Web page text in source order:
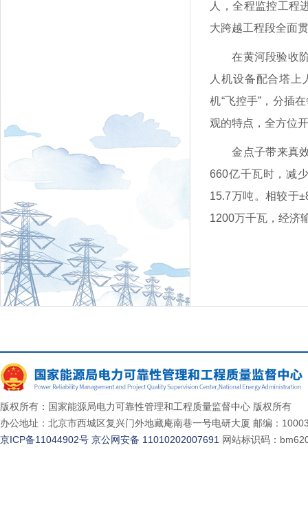
人，全程监控工程
大跨越工程段全面
在黄河段验收
人机设备配合塔上
机“飞控手”，分插
观的特点，全方位
金点子带来真
660亿千瓦时，减
15.7万吨。相较于
1200万千瓦，经济
版权所有：国家能源局电力可靠性管理和工程质量监督中心 版权所有
办公地址：北京市西城区复兴门外地藏庵南巷一号电研大厦 邮编：
京ICP备11044902号 京公网安备 11010202007691 网站标识码：